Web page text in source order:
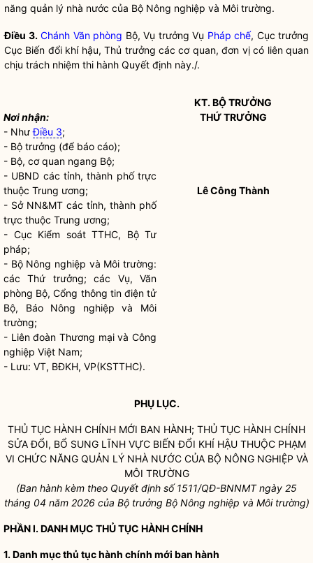
năng quản lý nhà nước của Bộ Nông nghiệp và Môi trường.
Điều 3. Chánh Văn phòng Bộ, Vụ trưởng Vụ Pháp chế, Cục trưởng
Cục Biến đổi khí hậu, Thủ trưởng các cơ quan, đơn vị có liên quan
chịu trách nhiệm thi hành Quyết định này./.
Nơi nhận:
- NhưĐiều 3;
- Bộ trưởng (để báo cáo);
- Bộ, cơ quan ngang Bộ;
- UBND các tỉnh, thành phố trực
thuộc Trung ương;
- Sở NN&MT các tỉnh, thành phố
trực thuộc Trung ương;
- Cục Kiểm soát TTHC, Bộ Tư
pháp;
- Bộ Nông nghiệp và Môi trường:
các Thứ trưởng; các Vụ, Văn
phòng Bộ, Cổng thông tin điện tử
Bộ, Báo Nông nghiệp và Môi
trường;
- Liên đoàn Thương mại và Công
nghiệp Việt Nam;
- Lưu: VT, BĐKH, VP(KSTTHC).
KT.BỘ TRƯỞNG
THỨ TRƯỞNG
LêCông Thành
PHỤ LỤC.
THỦ TỤC HÀNH CHÍNH MỚI BAN HÀNH; THỦ TỤC HÀNH CHÍNH
SỬA ĐỔI, BỔ SUNG LĨNH VỰC BIẾN ĐỔI KHÍ HẬU THUỘC PHẠM
VI CHỨC NĂNG QUẢN LÝ NHÀ NƯỚCCỦA BỘ NÔNG NGHIỆP VÀ
MÔI TRƯỜNG
(Ban hành kèm theo Quyết định số1511/QĐ-BNNMT ngày 25
tháng 04 năm 2026 của Bộ trưởng Bộ Nông nghiệp và Môi trường)
PHẦN I. DANH MỤC THỦ TỤC HÀNH CHÍNH
1. Danh mụcthủ tục hành chính mới ban hành